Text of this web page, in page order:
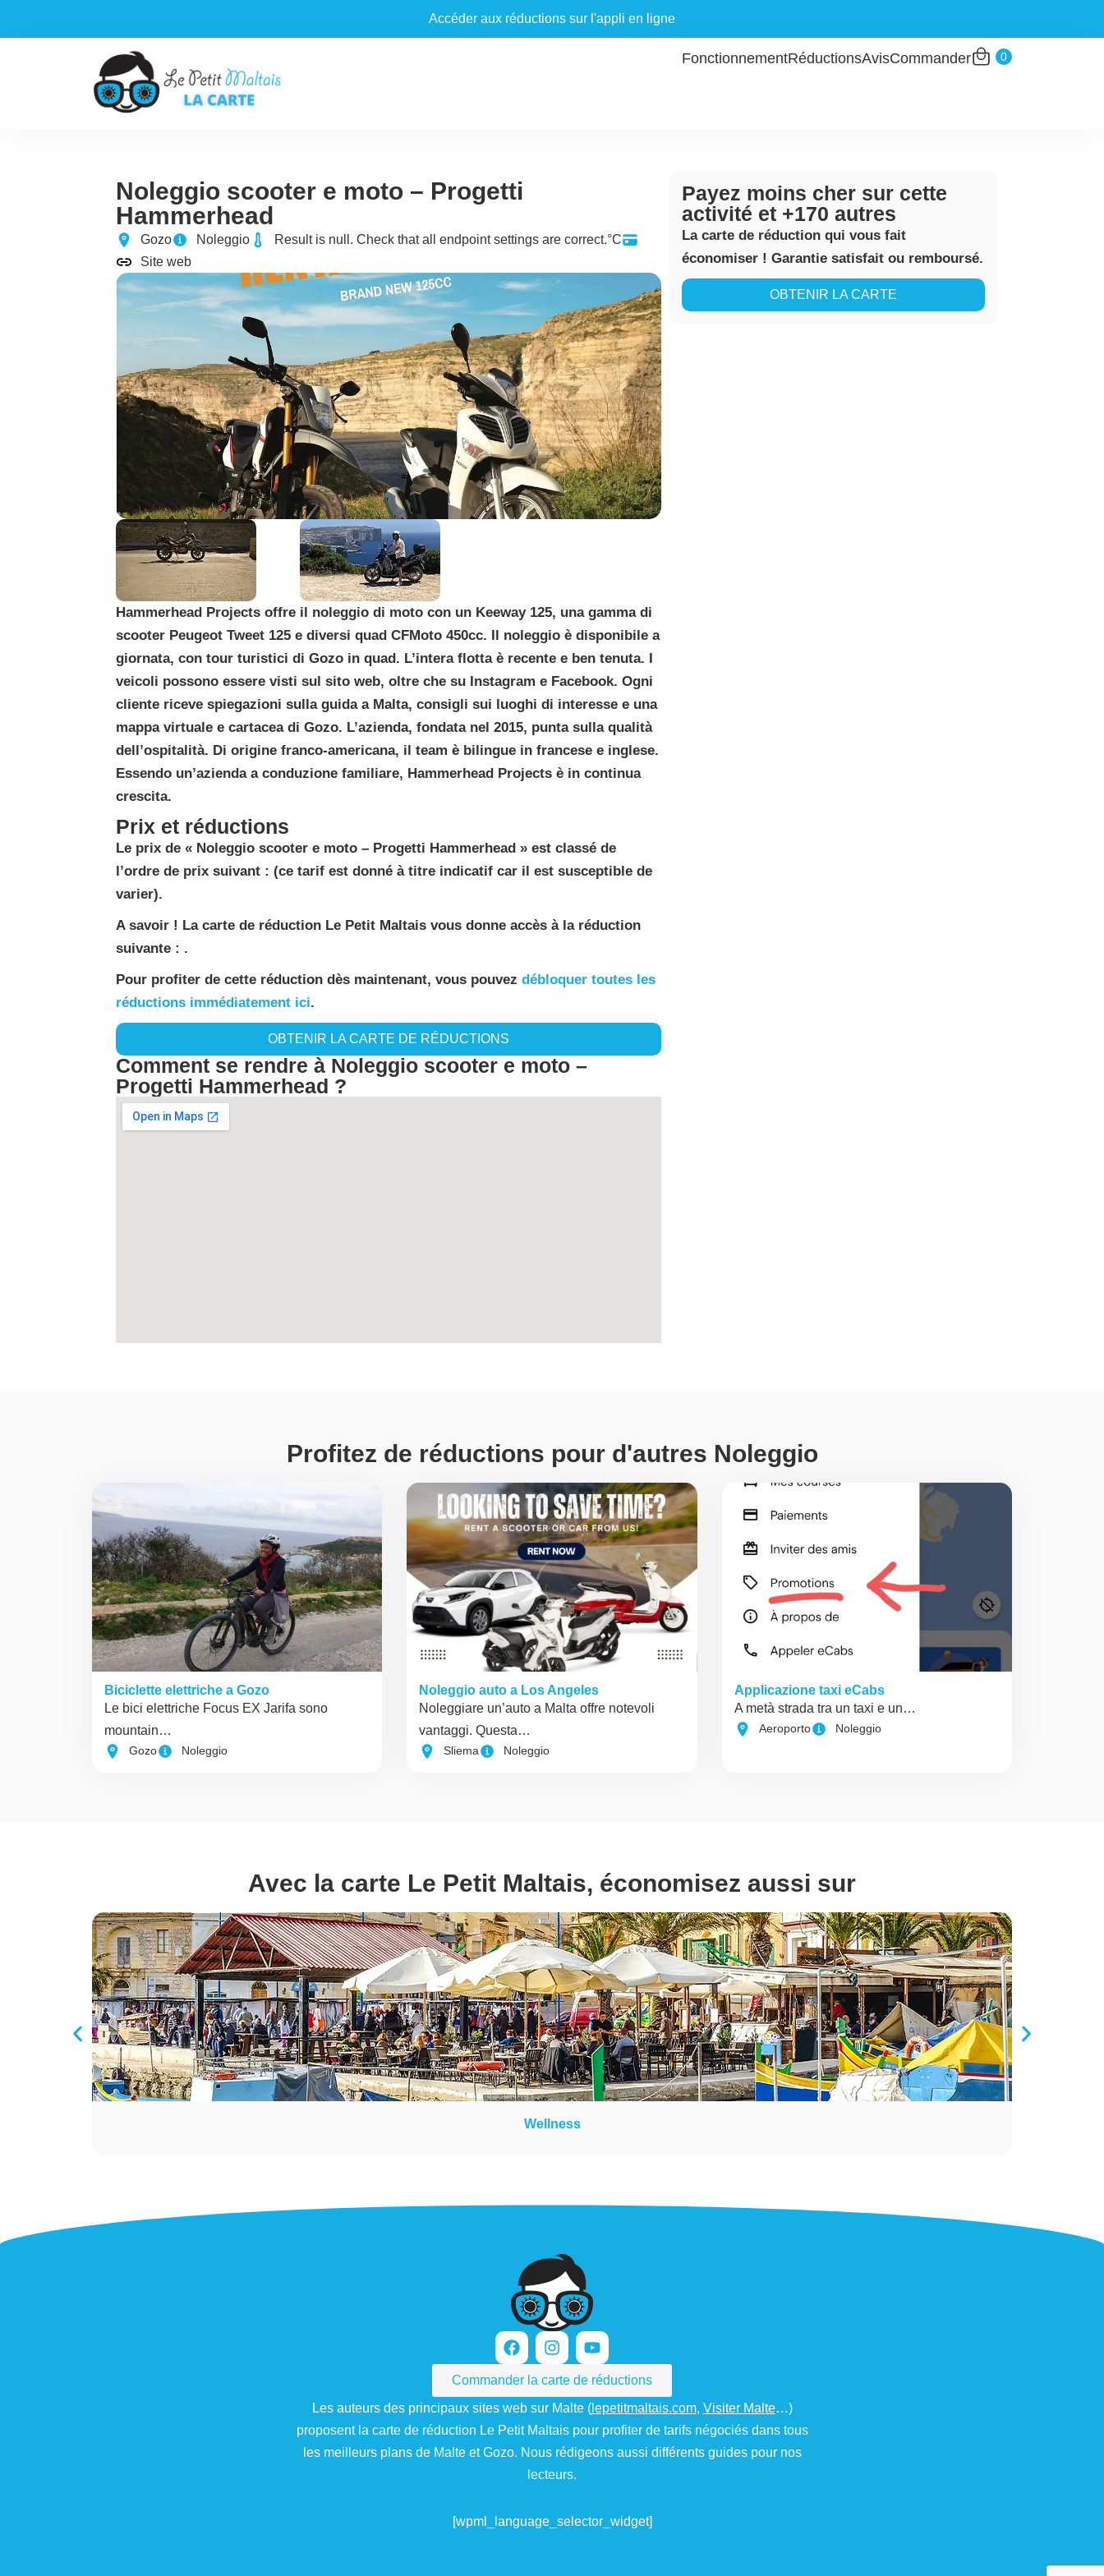
Accéder aux réductions sur l'appli en ligne
FonctionnementRéductionsAvisCommander 0
Noleggio scooter e moto – Progetti
Hammerhead
Gozo Noleggio
Result is null. Check that all endpoint settings are correct.°C
Site web
Hammerhead Projects offre il noleggio di moto con un Keeway 125, una gamma di
scooter Peugeot Tweet 125 e diversi quad CFMoto 450cc. Il noleggio è disponibile a
giornata, con tour turistici di Gozo in quad. L’intera flotta è recente e ben tenuta. I
veicoli possono essere visti sul sito web, oltre che su Instagram e Facebook. Ogni
cliente riceve spiegazioni sulla guida a Malta, consigli sui luoghi di interesse e una
mappa virtuale e cartacea di Gozo. L’azienda, fondata nel 2015, punta sulla qualità
dell’ospitalità. Di origine franco-americana, il team è bilingue in francese e inglese.
Essendo un’azienda a conduzione familiare, Hammerhead Projects è in continua
crescita.
Prix et réductions
Le prix de « Noleggio scooter e moto – Progetti Hammerhead » est classé de
l’ordre de prix suivant : (ce tarif est donné à titre indicatif car il est susceptible de
varier).
A savoir ! La carte de réduction Le Petit Maltais vous donne accès à la réduction
suivante : .
Pour profiter de cette réduction dès maintenant, vous pouvez débloquer toutes les
réductions immédiatement ici.
OBTENIR LA CARTE DE RÉDUCTIONS
Comment se rendre à Noleggio scooter e moto –
Progetti Hammerhead ?
Payez moins cher sur cette
activité et +170 autres
La carte de réduction qui vous fait
économiser ! Garantie satisfait ou remboursé.
OBTENIR LA CARTE
Profitez de réductions pour d'autres Noleggio
Biciclette elettriche a Gozo
Le bici elettriche Focus EX Jarifa sono
mountain…
Gozo Noleggio
Noleggio auto a Los Angeles
Noleggiare un’auto a Malta offre notevoli
vantaggi. Questa…
Sliema Noleggio
Applicazione taxi eCabs
A metà strada tra un taxi e un…
Aeroporto Noleggio
Avec la carte Le Petit Maltais, économisez aussi sur
Wellness
Commander la carte de réductions
Les auteurs des principaux sites web sur Malte (lepetitmaltais.com, Visiter Malte…)
proposent la carte de réduction Le Petit Maltais pour profiter de tarifs négociés dans tous
les meilleurs plans de Malte et Gozo. Nous rédigeons aussi différents guides pour nos
lecteurs.
[wpml_language_selector_widget]